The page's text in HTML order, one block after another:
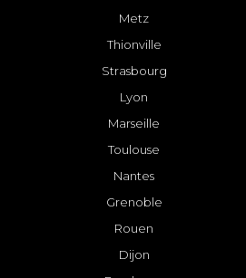
Metz
Thionville
Strasbourg
Lyon
Marseille
Toulouse
Nantes
Grenoble
Rouen
Dijon